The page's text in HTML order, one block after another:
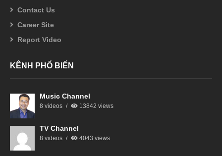
Contact Us
Career Site
Report Video
KÊNH PHỔ BIẾN
Music Channel
8 videos 13842 views
TV Channel
8 videos 4043 views